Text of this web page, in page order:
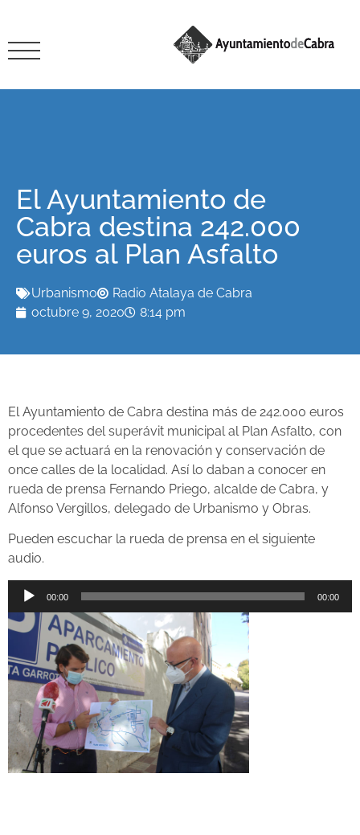
El Ayuntamiento de
Cabra destina 242.000
euros al Plan Asfalto
Urbanismo
Radio Atalaya de Cabra
octubre 9, 2020
8:14 pm
El Ayuntamiento de Cabra destina más de 242.000 euros
procedentes del superávit municipal al Plan Asfalto, con
el que se actuará en la renovación y conservación de
once calles de la localidad. Así lo daban a conocer en
rueda de prensa Fernando Priego, alcalde de Cabra, y
Alfonso Vergillos, delegado de Urbanismo y Obras.
Pueden escuchar la rueda de prensa en el siguiente
audio.
Reproductor
audio
00:00 00:00